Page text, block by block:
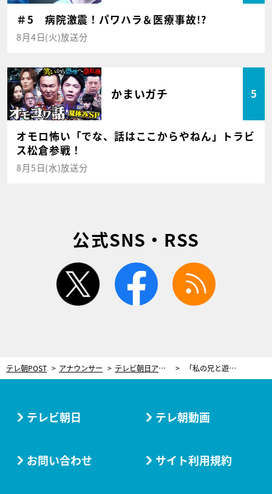
＃5 病院激震！パワハラ＆医療事故!?
8月4日(火)放送分
かまいガチ 5
オモロ怖い「でな、話はここからやねん」トラビ
ス松倉参戦！
8月5日(水)放送分
公式SNS・RSS
twitter facebook
テレ朝POST アナウンサー テレビ朝日アナウンサーたちが2022年「感謝したいこと」 共通したのは“人” 「私の兄と遊びながら待っていてくれた日」
テレビ朝日 テレ朝動画
お問い合わせ サイト利用規約